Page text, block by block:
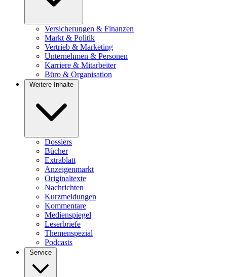
Versicherungen & Finanzen
Markt & Politik
Vertrieb & Marketing
Unternehmen & Personen
Karriere & Mitarbeiter
Büro & Organisation
Weitere Inhalte
Dossiers
Bücher
Extrablatt
Anzeigenmarkt
Originaltexte
Nachrichten
Kurzmeldungen
Kommentare
Medienspiegel
Leserbriefe
Themenspezial
Podcasts
Service